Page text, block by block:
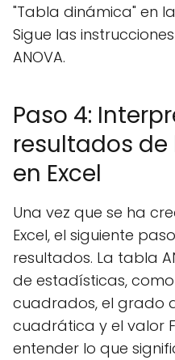
"Tabla dinámica" en
Sigue las
ANOVA.
Paso 4:
resultados de
en Excel
Una vez que se ha
Excel, el siguiente
resultados. La tabla
de estadísticas,
cuadrados, el grado
cuadrática y el valor
entender lo que